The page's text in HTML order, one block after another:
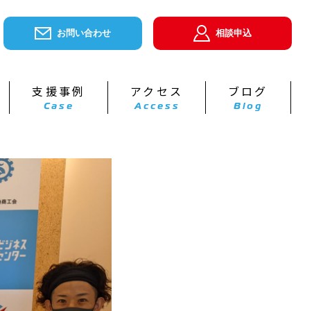
お問い合わせ 相談申込
支援事例
Case
アクセス
Access
ブログ
Blog